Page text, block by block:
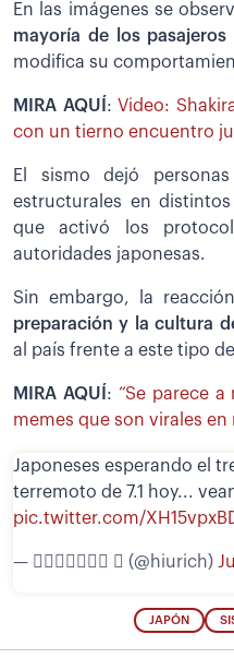
En las imágenes se
mayoría de los
modifica su
MIRA AQUÍ : Video:
con un tierno encuentro
El sismo dejó
estructurales en
que activó los
autoridades japonesas.
Sin embargo, la
preparación y la cultura
al país frente a este tipo
MIRA AQUÍ : “Se parece
memes que son virales en
Japoneses esperando el
terremoto de 7.1 hoy...
pic.twitter.com/
— 𝖧𝗂𝗎𝗋𝗂𝖼𝗁  (@hiurich)
JAPÓN